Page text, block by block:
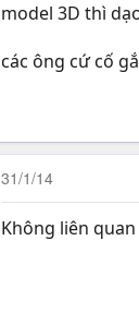
model 3D thì
các ông cứ cố
31/1/14
Không liên